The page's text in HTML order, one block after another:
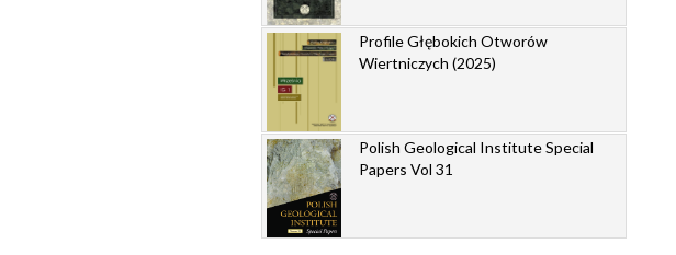
Profile Głębokich Otworów
Wiertniczych (2025)
Polish Geological Institute Special
Papers Vol 31